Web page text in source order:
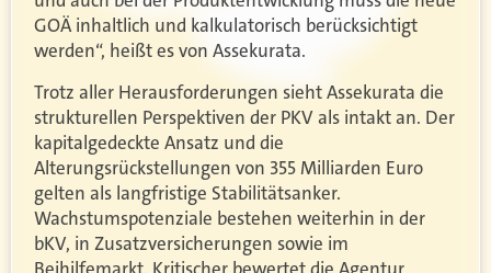
GOÄ inhaltlich und kalkulatorisch berücksichtigt
werden“, heißt es von Assekurata.
Trotz aller Herausforderungen sieht Assekurata die
strukturellen Perspektiven der PKV als intakt an. Der
kapitalgedeckte Ansatz und die
Alterungsrückstellungen von 355 Milliarden Euro
gelten als langfristige Stabilitätsanker.
Wachstumspotenziale bestehen weiterhin in der
bKV, in Zusatzversicherungen sowie im
Beihilfemarkt. Kritischer bewertet die Agentur